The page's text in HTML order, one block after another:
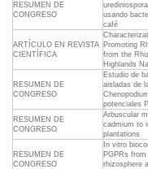
RESUMEN DE
CONGRESO
usando
café
ARTÍCULO EN REVISTA
CIENTÍFICA
Promoting
from the
Highlands
RESUMEN DE
CONGRESO
Estudio de
aisladas de
potenciales
RESUMEN DE
CONGRESO
Arbuscular
cadmium to
plantations
RESUMEN DE
CONGRESO
In vitro
PGPRs
rhizosphere